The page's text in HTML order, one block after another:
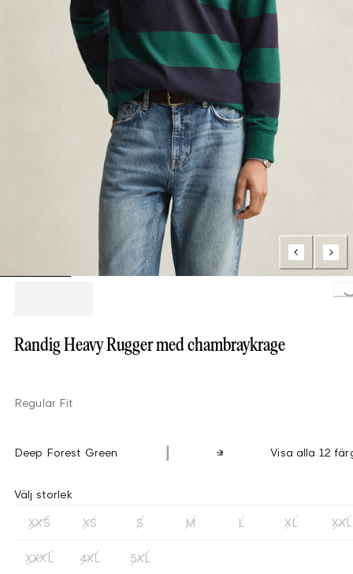
Randig Heavy Rugger med chambraykrage
Regular Fit
Deep Forest Green Visa alla 12
Välj storlek
XXS XS S M L XL XXL
XXXL 4XL 5XL